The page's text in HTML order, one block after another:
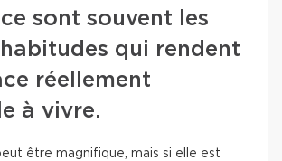
sont souvent les
qui rendent
réellement
à vivre.
être magnifique, mais si elle est